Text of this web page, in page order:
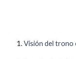
Visión del trono